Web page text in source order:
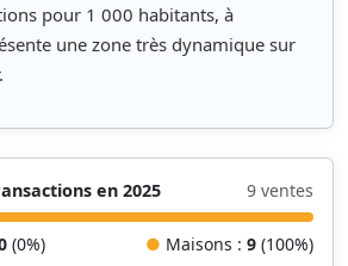
pour 1 000 habitants, à
une zone très dynamique sur
en 2025 9 ventes
(0%) ● Maisons : 9 (100%)